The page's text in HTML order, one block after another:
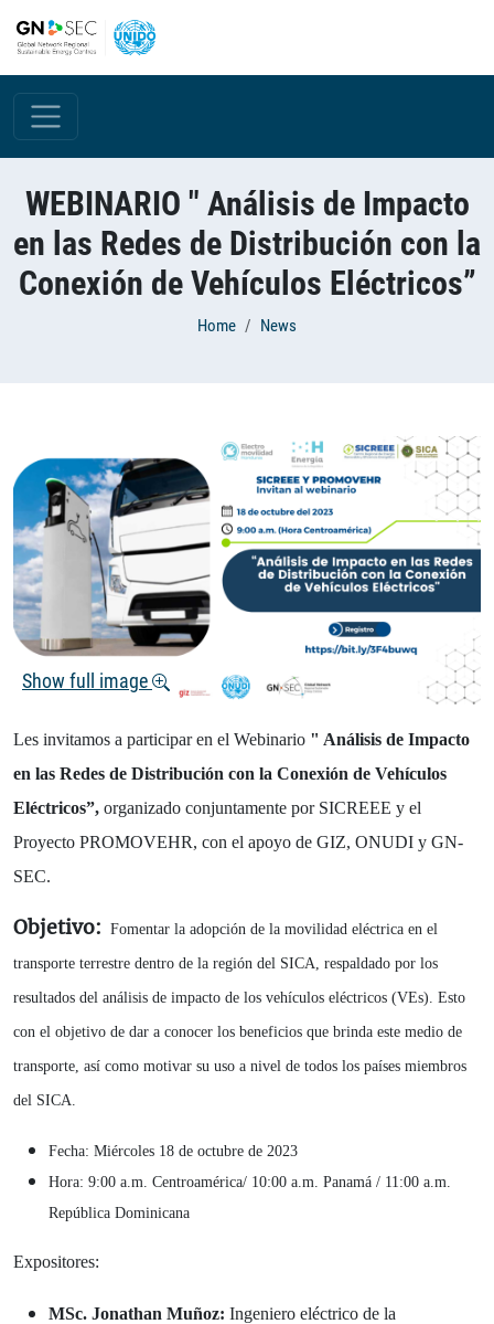
WEBINARIO " Análisis de Impacto
en las Redes de Distribución con la
Conexión de Vehículos Eléctricos”
Home News
Show full image
Les invitamos a participar en el Webinario " Análisis de Impacto
en las Redes de Distribución con la Conexión de Vehículos
Eléctricos”, organizado conjuntamente por SICREEE y el
Proyecto PROMOVEHR, con el apoyo de GIZ, ONUDI y GN-
SEC.
Objetivo: Fomentar la adopción de la movilidad eléctrica en el
transporte terrestre dentro de la región del SICA, respaldado por los
resultados del análisis de impacto de los vehículos eléctricos (VEs). Esto
con el objetivo de dar a conocer los beneficios que brinda este medio de
transporte, así como motivar su uso a nivel de todos los países miembros
del SICA.
Fecha: Miércoles 18 de octubre de 2023
Hora: 9:00 a.m. Centroamérica/ 10:00 a.m. Panamá / 11:00 a.m.
República Dominicana
Expositores:
MSc. Jonathan Muñoz: Ingeniero eléctrico de la